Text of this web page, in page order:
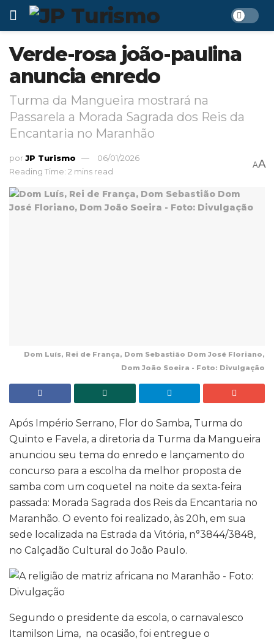
Verde-rosa joão-paulina
anuncia enredo
Turma da Mangueira mostrará na
Passarela a Morada Sagrada dos Reis da
Encantaria no Maranhão
porJP Turismo
06/01/2026
Reading Time: 2 mins read
AA
Dom Luís, Rei de França, Dom Sebastião Dom José Floriano,
Dom João Soeira - Foto: Divulgação
Após Império Serrano, Flor do Samba, Turma do
Quinto e Favela, a diretoria da Turma da Mangueira
anunciou seu tema do enredo e lançamento do
concurso para a escolha da melhor proposta de
samba com um coquetel na noite da sexta-feira
passada: Morada Sagrada dos Reis da Encantaria no
Maranhão. O evento foi realizado, às 20h, em sua
sede localizada na Estrada da Vitória, n°3844/3848,
no Calçadão Cultural do João Paulo.
Segundo o presidente da escola, o carnavalesco
Itamilson Lima, na ocasião, foi entregue o